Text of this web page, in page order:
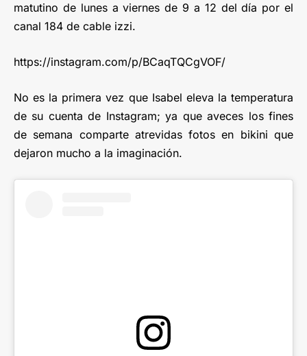
matutino de lunes a viernes de 9 a 12 del día por el
canal 184 de cable izzi.
https://instagram.com/p/BCaqTQCgVOF/
No es la primera vez que Isabel eleva la temperatura
de su cuenta de Instagram; ya que aveces los fines
de semana comparte atrevidas fotos en bikini que
dejaron mucho a la imaginación.